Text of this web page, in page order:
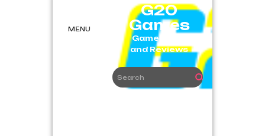
MENU
G20
Games
Game News
and Reviews